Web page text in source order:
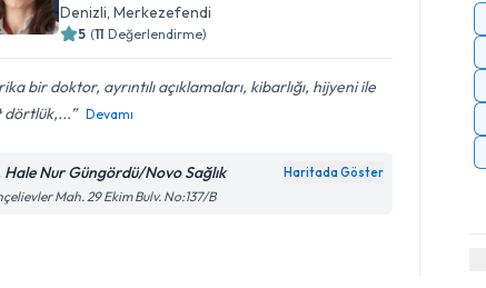
Denizli, Merkezefendi
5 (11 Değerlendirme)
bir doktor, ayrıntılı açıklamaları, kibarlığı, hijyeni ile
dörtlük,...
Devamı
Hale Nur Güngördü/Novo Sağlık Haritada Göster
Mah. 29 Ekim Bulv. No:137/B